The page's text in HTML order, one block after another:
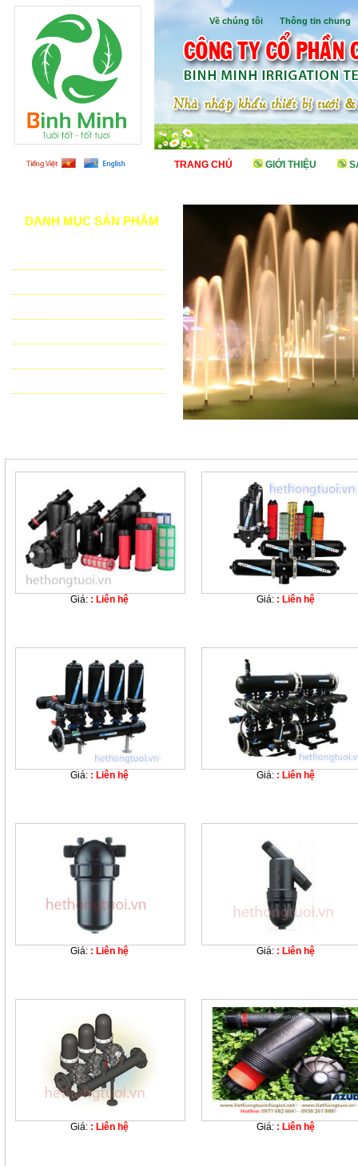
TRANG CHỦ GIỚI THIỆU
Về chúng tôi Thông tin chung
DANH MỤC SẢN PHẨM
Giá: : Liên hệ Giá: : Liên hệ
Giá: : Liên hệ Giá: : Liên hệ
Giá: : Liên hệ Giá: : Liên hệ
Giá: : Liên hệ Giá: : Liên hệ